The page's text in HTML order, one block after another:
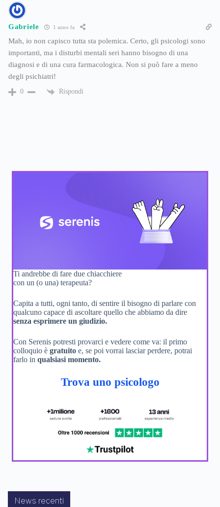
Gabriele 1 anno fa
Mah, io non capisco tutta sta polemica. Certo, gli psicologi sono
importanti, ma i disturbi mentali seri hanno bisogno di una
diagnosi e di una cura farmacologica. Non si può fare a meno
degli psichiatri!
0 Rispondi
Ti andrebbe di fare due chiacchiere
con un (o una) terapeuta?
Capita a tutti, ogni tanto, di sentire il bisogno di parlare con
qualcuno capace di ascoltare quello che abbiamo da dire
senza esprimere un giudizio.
Con Serenis potresti provarci e vedere come va: il primo
colloquio è gratuito e, se poi vorrai lasciar perdere, potrai
farlo in qualsiasi momento.
Trova uno psicologo
News recenti